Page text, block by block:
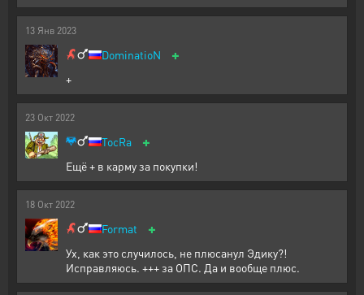
13 Янв 2023
DominatioN +
+
23 Окт 2022
TocRa +
Ещё + в карму за покупки!
18 Окт 2022
Format +
Ух, как это случилось, не плюсанул Эдику?!
Исправляюсь. +++ за ОПС. Да и вообще плюс.